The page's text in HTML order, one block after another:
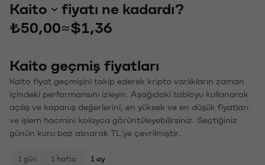
Kaito
fiyatı ne kadardı?
₺50,00≈$1,36
Kaito geçmiş fiyatları
Kaito fiyat geçmişini takip ederek kripto varlıkların zaman
içindeki performansını izleyin. Aşağıdaki tabloyu kullanarak
açılış ve kapanış değerlerini, en yüksek ve en düşük fiyatları
ve işlem hacmini kolayca görüntüleyebilirsiniz. Seçtiğiniz
günün kuru baz alınarak TL'ye çevrilmiştir.
1 gün 1 hafta 1 ay